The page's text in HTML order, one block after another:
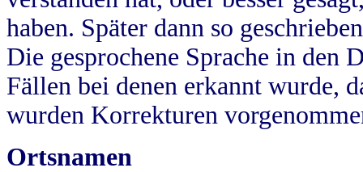
haben. Später dann so
Die gesprochene Sprache in
Fällen bei denen erkannt wurde,
wurden Korrekturen
Ortsnamen